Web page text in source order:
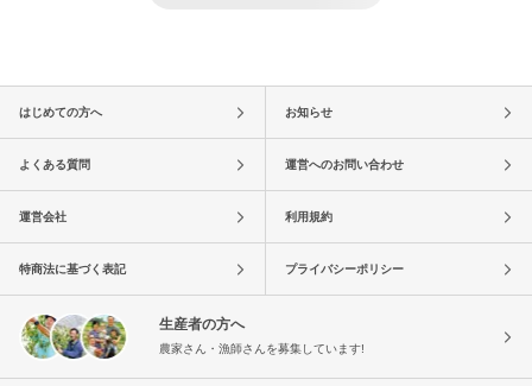
はじめての方へ お知らせ
よくある質問 運営へのお問い合わせ
運営会社 利用規約
特商法に基づく表記 プライバシーポリシー
生産者の方へ
農家さん・漁師さんを募集しています!